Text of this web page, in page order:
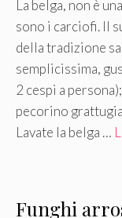
La belga, non è
sono i carciofi. Il
della tradizione
semplicissima,
2 cespi a
pecorino
Lavate la belga …
Funghi